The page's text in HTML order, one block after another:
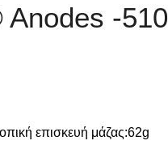
-510
επισκευή μάζας:62g